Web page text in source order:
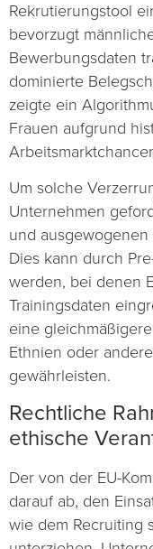
Rekrutierungstool
bevorzugt
Bewerbungsdaten
dominierte
zeigte ein
Frauen aufgrund
Um solche
Unternehmen
und
Dies kann durch
werden, bei denen
Trainingsdaten
eine
Ethnien oder
gewährleisten.
Rechtliche
ethische
Der von der EU-
darauf ab, den
wie dem Recruiting